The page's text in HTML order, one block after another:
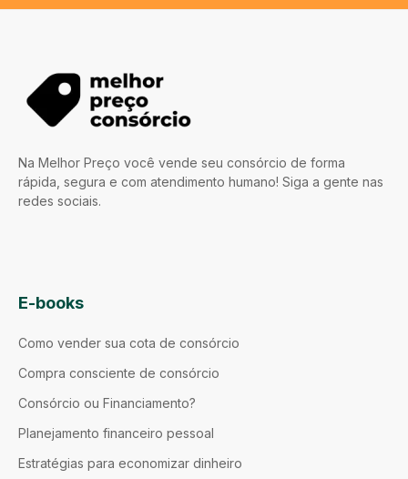
Na Melhor Preço você vende seu consórcio de forma
rápida, segura e com atendimento humano! Siga a gente nas
redes sociais.
E-books
Como vender sua cota de consórcio
Compra consciente de consórcio
Consórcio ou Financiamento?
Planejamento financeiro pessoal
Estratégias para economizar dinheiro